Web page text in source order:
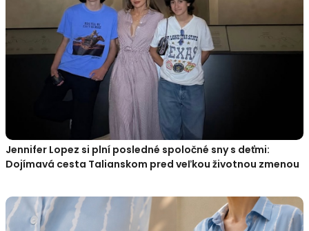
Jennifer Lopez si plní posledné spoločné sny s deťmi:
Dojímavá cesta Talianskom pred veľkou životnou zmenou